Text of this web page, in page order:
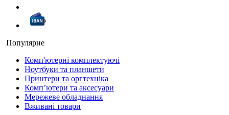
Популярне
Комп'ютерні комплектуючі
Ноутбуки та планшети
Принтери та оргтехніка
Компʼютери та аксесуари
Мережеве обладнання
Вживані товари